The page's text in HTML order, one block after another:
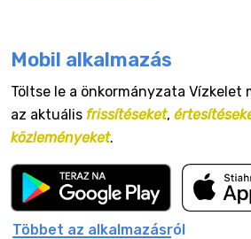
Mobil alkalmazás
Töltse le a önkormányzata Vízkelet
az aktuális frissítéseket,
közleményeket.
Többet az alkalmazásról